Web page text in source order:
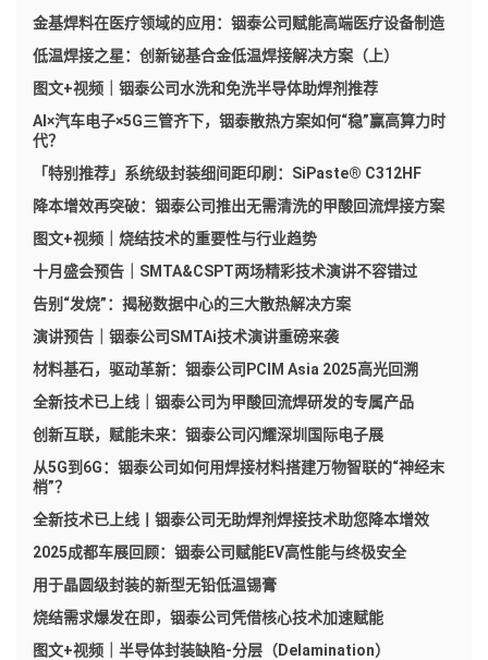
金基焊料在医疗领域的应用：铟泰公司赋能高端医疗设备制造
低温焊接之星：创新铋基合金低温焊接解决方案（上）
图文+视频｜铟泰公司水洗和免洗半导体助焊剂推荐
AI×汽车电子×5G三管齐下，铟泰散热方案如何“稳”赢高算力时
代？
「特别推荐」系统级封装细间距印刷：SiPaste® C312HF
降本增效再突破：铟泰公司推出无需清洗的甲酸回流焊接方案
图文+视频｜烧结技术的重要性与行业趋势
十月盛会预告｜SMTA&CSPT两场精彩技术演讲不容错过
告别“发烧”：揭秘数据中心的三大散热解决方案
演讲预告｜铟泰公司SMTAi技术演讲重磅来袭
材料基石，驱动革新：铟泰公司PCIM Asia 2025高光回溯
全新技术已上线｜铟泰公司为甲酸回流焊研发的专属产品
创新互联，赋能未来：铟泰公司闪耀深圳国际电子展
从5G到6G：铟泰公司如何用焊接材料搭建万物智联的“神经末
梢”？
全新技术已上线丨铟泰公司无助焊剂焊接技术助您降本增效
2025成都车展回顾：铟泰公司赋能EV高性能与终极安全
用于晶圆级封装的新型无铅低温锡膏
烧结需求爆发在即，铟泰公司凭借核心技术加速赋能
图文+视频｜半导体封装缺陷-分层（Delamination）